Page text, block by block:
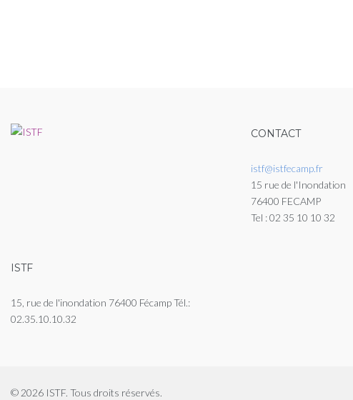
CONTACT
istf@istfecamp.fr
15 rue de l'Inondation
76400 FECAMP
Tel : 02 35 10 10 32
ISTF
15, rue de l'inondation 76400 Fécamp Tél.:
02.35.10.10.32
© 2026 ISTF. Tous droits réservés.